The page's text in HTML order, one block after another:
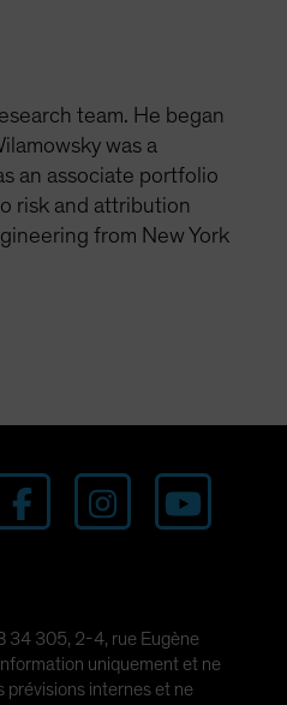
team. He began
was a
an associate portfolio
risk and attribution
from New York
34 305, 2-4, rue Eugène
uniquement et ne
prévisions internes et ne